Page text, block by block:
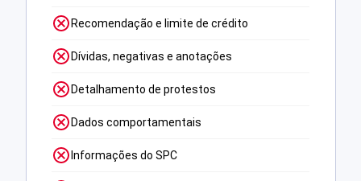
Recomendação e limite de crédito
Dívidas, negativas e anotações
Detalhamento de protestos
Dados comportamentais
Informações do SPC